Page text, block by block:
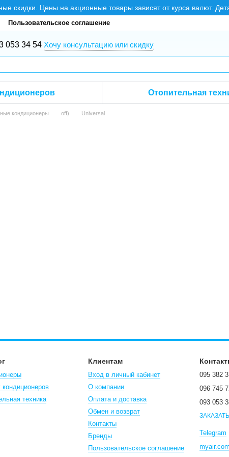
скидки. Цены на акционные товары зависят от курса валют.
Пользовательское соглашение
053 34 54 Хочу консультацию или скидку
Отопительная
кондиционеры off) Universal
техника
Клиентам
Вход в личный кабинет
О компании
Оплата и доставка
Обмен и возврат
Контакты
Бренды
Пользовательское соглашение
095 382
096 745
093 053
Telegram